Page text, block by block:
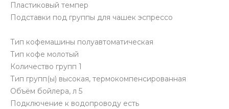
Пластиковый темпер
Подставки под группы для чашек эспрессо
Тип кофемашины полуавтоматическая
Тип кофе молотый
Количество групп 1
Тип групп(ы) высокая, термокомпенсированная
Объём бойлера, л 5
Подключение к водопроводу есть